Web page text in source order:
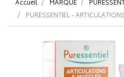
Accueil MARQUE
PURESSENTIEL -